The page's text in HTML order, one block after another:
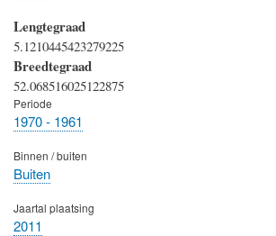
Lengtegraad
5.1210445423279225
Breedtegraad
52.068516025122875
Periode
1970 - 1961
Binnen / buiten
Buiten
Jaartal plaatsing
2011